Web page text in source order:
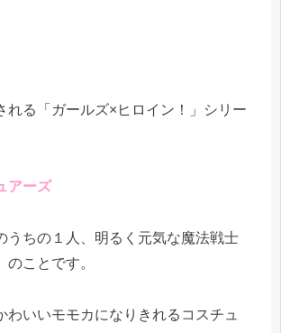
れる「ガールズ×ヒロイン！」シリー
アーズ
うちの１人、明るく元気な魔法戦士
のことです。
わいいモモカになりきれるコスチュ